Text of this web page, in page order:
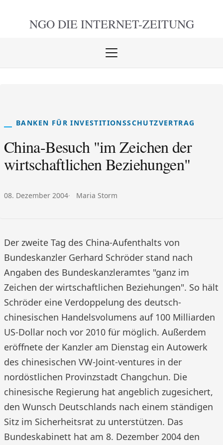
NGO DIE INTERNET-ZEITUNG
Menü
BANKEN FÜR INVESTITIONSSCHUTZVERTRAG
China-Besuch "im Zeichen der
wirtschaftlichen Beziehungen"
Veröffentlicht am:
08. Dezember 2004 Autor:
Maria Storm
Der zweite Tag des China-Aufenthalts von
Bundeskanzler Gerhard Schröder stand nach
Angaben des Bundeskanzleramtes "ganz im
Zeichen der wirtschaftlichen Beziehungen". So hält
Schröder eine Verdoppelung des deutsch-
chinesischen Handelsvolumens auf 100 Milliarden
US-Dollar noch vor 2010 für möglich. Außerdem
eröffnete der Kanzler am Dienstag ein Autowerk
des chinesischen VW-Joint-ventures in der
nordöstlichen Provinzstadt Changchun. Die
chinesische Regierung hat angeblich zugesichert,
den Wunsch Deutschlands nach einem ständigen
Sitz im Sicherheitsrat zu unterstützen. Das
Bundeskabinett hat am 8. Dezember 2004 den